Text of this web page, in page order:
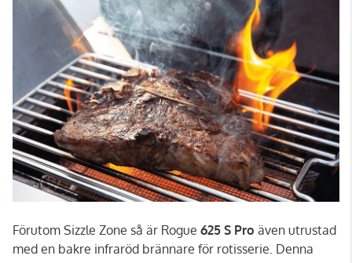
Förutom Sizzle Zone så är Rogue 625 S Pro även utrustad
med en bakre infraröd brännare för rotisserie. Denna